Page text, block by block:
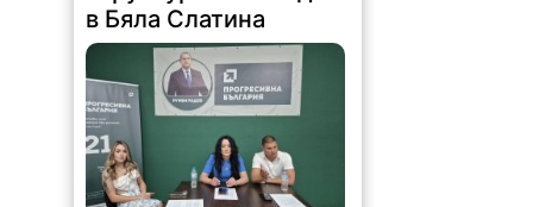
561 | 2026-08-08 09:54:54